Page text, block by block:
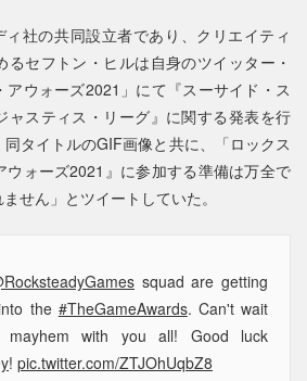
社の共同設立者であり、クリエイティ
るセフトン・ヒルは自身のツイッター・
アウォーズ2021」にて『スーサイド・ス
ャスティス・リーグ』に関する発表を行
タイトルのGIF画像と共に、「ロックス
ウォーズ2021』に参加する準備は万全で
せん」とツイートしていた。
squad are getting
the #TheGameAwards. Can't wait
with you all! Good luck
! pic.twitter.com/ZTJOhUqbZ8